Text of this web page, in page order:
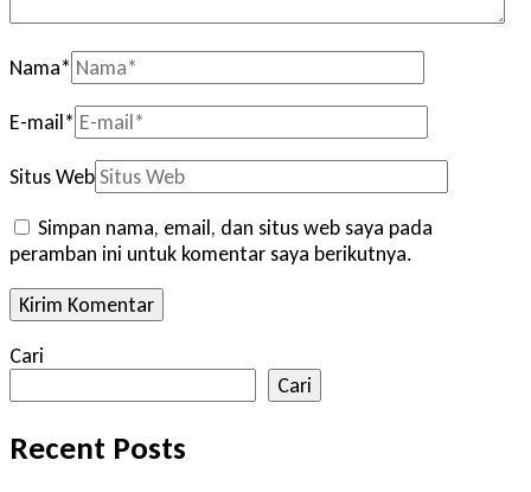
Nama*
E-mail*
Situs Web
Simpan nama, email, dan situs web saya pada
peramban ini untuk komentar saya berikutnya.
Cari
Cari
Recent Posts